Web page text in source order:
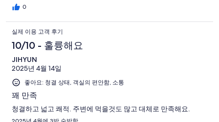
0
실제 이용 고객 후기
10/10 - 훌륭해요
JIHYUN
2025년 4월 14일
좋아요: 청결 상태, 객실의 편안함, 소통
꽤 만족
청결하고 넓고 쾌적. 주변에 먹을것도 많고 대체로 만족해요.